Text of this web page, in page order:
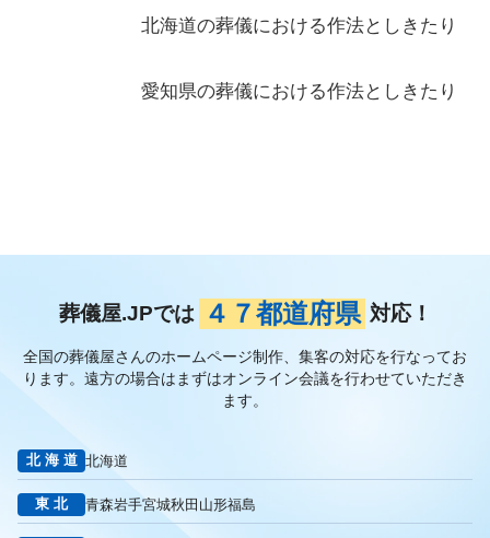
北海道の葬儀における作法としきたり
愛知県の葬儀における作法としきたり
葬儀屋.JPでは ４７都道府県 対応！
全国の葬儀屋さんのホームページ制作、集客の対応を行なってお
ります。 遠方の場合はまずはオンライン会議を行わせていただき
ます。
北海道 北海道
東北 青森岩手宮城秋田 山形福島